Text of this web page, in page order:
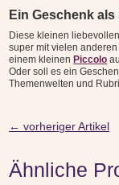
Ein Geschenk als
Diese kleinen
super mit vielen
einem kleinen Piccolo
Oder soll es ein
Themenwelten und
←vorheriger Artikel
Ähnliche